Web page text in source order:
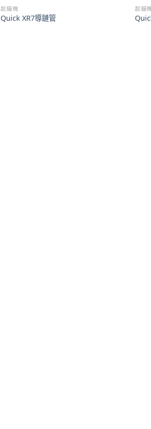
起錨機
Quick XR7導鏈管
起錨機